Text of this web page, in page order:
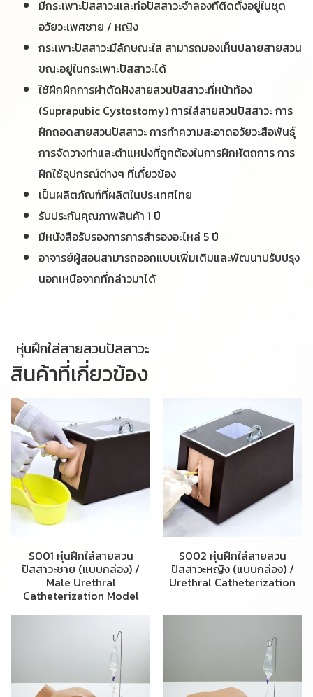
มีกระเพาะปัสสาวะและท่อปัสสาวะจำลองที่ติดตั้งอยู่ในชุด
อวัยวะเพศชาย / หญิง
กระเพาะปัสสาวะมีลักษณะใส สามารถมองเห็นปลายสายสวน
ขณะอยู่ในกระเพาะปัสสาวะได้
ใช้ฝึกฝึกการผ่าตัดฝังสายสวนปัสสาวะที่หน้าท้อง
(Suprapubic Cystostomy) การใส่สายสวนปัสสาวะ การ
ฝึกถอดสายสวนปัสสาวะ การทำความสะอาดอวัยวะสือพันธุ์
การจัดวางท่าและตำแหน่งที่ถูกต้องในการฝึกหัตถการ การ
ฝึกใช้อุปกรณ์ต่างๆ ที่เกี่ยวข้อง
เป็นผลิตภัณฑ์ที่ผลิตในประเทศไทย
รับประกันคุณภาพสินค้า 1 ปี
มีหนังสือรับรองการการสำรองอะไหล่ 5 ปี
อาจารย์ผู้สอนสามารถออกแบบเพิ่มเติมและพัฒนาปรับปรุง
นอกเหนือจากที่กล่าวมาได้
หุ่นฝึกใส่สายสวนปัสสาวะ
สินค้าที่เกี่ยวข้อง
S001 หุ่นฝึกใส่สายสวน
ปัสสาวะชาย (แบบกล่อง) /
Male Urethral
Catheterization Model
S002 หุ่นฝึกใส่สายสวน
ปัสสาวะหญิง (แบบกล่อง) /
Urethral Catheterization